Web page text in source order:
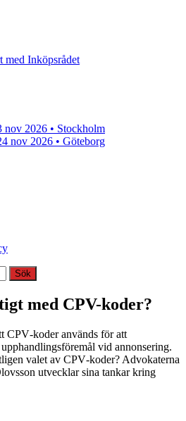
med Inköpsrådet
nov 2026 • Stockholm
nov 2026 • Göteborg
Sök
med CPV-koder?
CPV‑koder används för att
vid annonsering.
valet av CPV‑koder? Advokaterna
utvecklar sina tankar kring